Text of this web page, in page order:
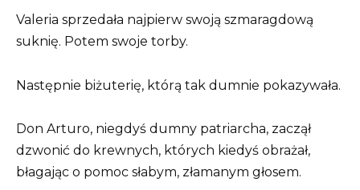
Valeria sprzedała najpierw swoją szmaragdową
suknię. Potem swoje torby.
Następnie biżuterię, którą tak dumnie pokazywała.
Don Arturo, niegdyś dumny patriarcha, zaczął
dzwonić do krewnych, których kiedyś obrażał,
błagając o pomoc słabym, złamanym głosem.